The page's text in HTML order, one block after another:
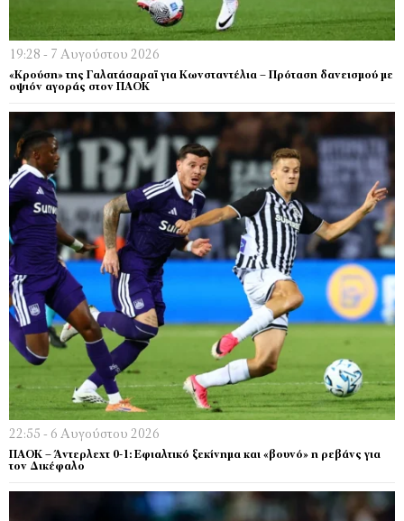
19:28 - 7 Αυγούστου 2026
«Κρούση» της Γαλατάσαραϊ για Κωνσταντέλια – Πρόταση δανεισμού με
οψιόν αγοράς στον ΠΑΟΚ
22:55 - 6 Αυγούστου 2026
ΠΑΟΚ – Άντερλεχτ 0-1: Εφιαλτικό ξεκίνημα και «βουνό» η ρεβάνς για
τον Δικέφαλο